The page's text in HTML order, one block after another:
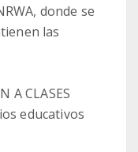
donde se
las
A CLASES
educativos